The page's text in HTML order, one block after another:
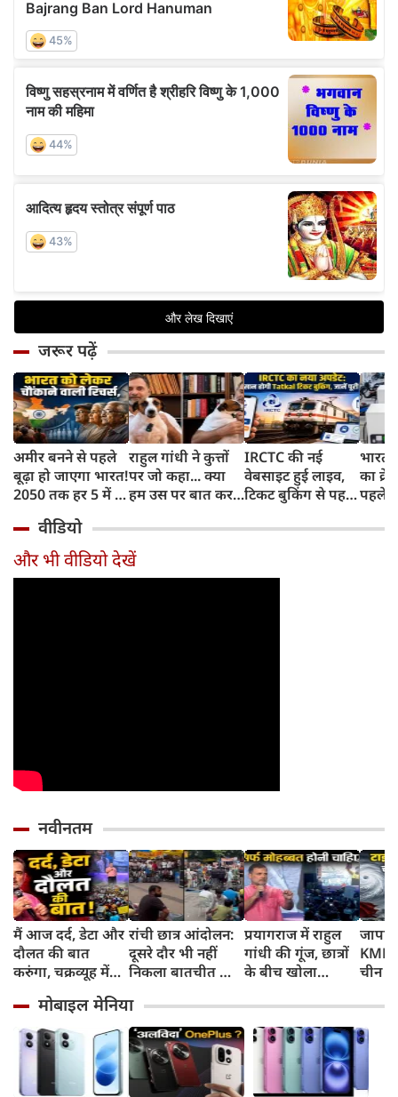
जरूर पढ़ें
अमीर बनने से पहले
बूढ़ा हो जाएगा भारत!
2050 तक हर 5 में 1
साल से ज्यादा उम्र का
राहुल गांधी ने कुत्तों
पर जो कहा... क्या
हम उस पर बात कर
IRCTC की नई
वेबसाइट हुई लाइव,
टिकट बुकिंग से पहले
काम, जानें पूरा
भारत
का
पहले
और
वीडियो
और भी वीडियो देखें
नवीनतम
मैं आज दर्द, डेटा और
दौलत की बात
करुंगा, चक्रव्यूह में
रील नशा है, छात्रों की
गूंज में बोले राहुल
गांधी
रांची छात्र आंदोलन:
दूसरे दौर भी नहीं
निकला बातचीत का
जयराम महतो ने
किया अनशन का
ऐलान
प्रयागराज में राहुल
गांधी की गूंज, छात्रों
के बीच खोला
दरवाजों' का सच
चीन
में
स्कूल
मोबाइल मेनिया